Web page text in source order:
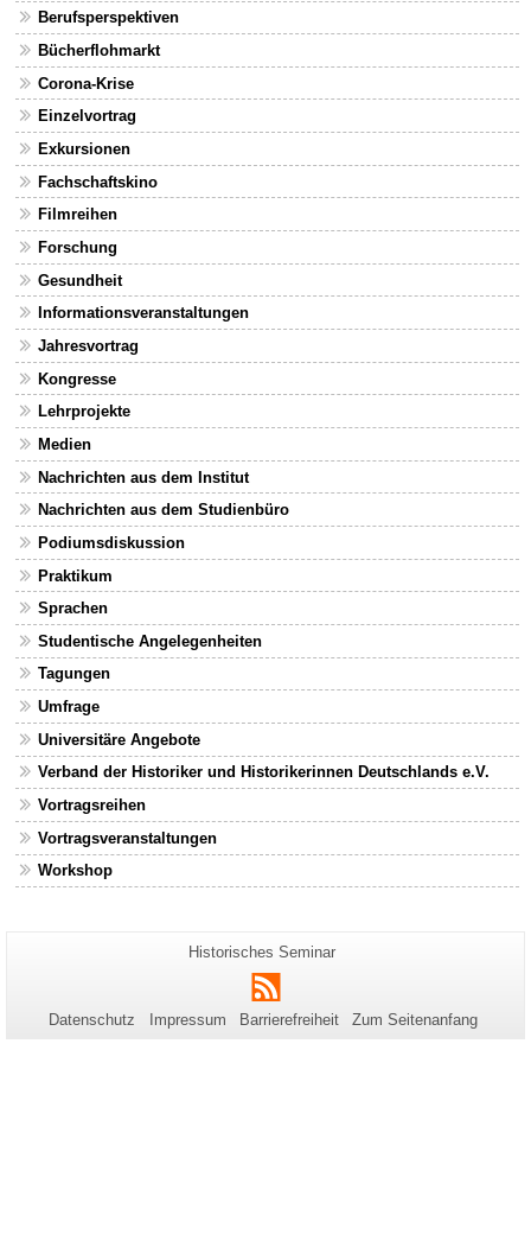
Berufsperspektiven
Bücherflohmarkt
Corona-Krise
Einzelvortrag
Exkursionen
Fachschaftskino
Filmreihen
Forschung
Gesundheit
Informationsveranstaltungen
Jahresvortrag
Kongresse
Lehrprojekte
Medien
Nachrichten aus dem Institut
Nachrichten aus dem Studienbüro
Podiumsdiskussion
Praktikum
Sprachen
Studentische Angelegenheiten
Tagungen
Umfrage
Universitäre Angebote
Verband der Historiker und Historikerinnen Deutschlands e.V.
Vortragsreihen
Vortragsveranstaltungen
Workshop
Zusätzliche
Informationen
zu
dieser
Seiten-
Historisches Seminar
RSS
Datenschutz Impressum Barrierefreiheit Zum Seitenanfang